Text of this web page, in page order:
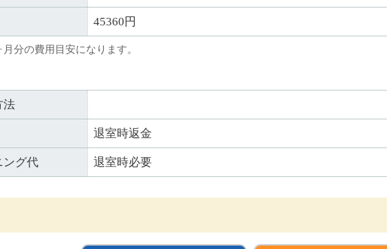
45360円
分の費用目安になります。
法
退室時返金
ング代 退室時必要